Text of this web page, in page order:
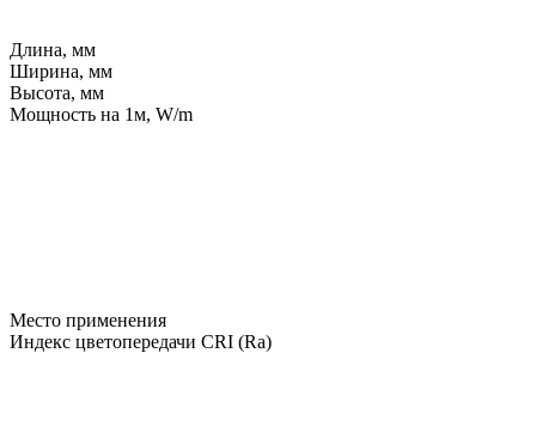
Длина, мм
Ширина, мм
Высота, мм
Мощность на 1м, W/m
Место применения
Индекс цветопередачи CRI (Ra)